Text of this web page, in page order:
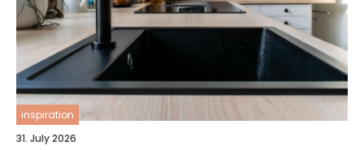
inspiration
31. July 2026